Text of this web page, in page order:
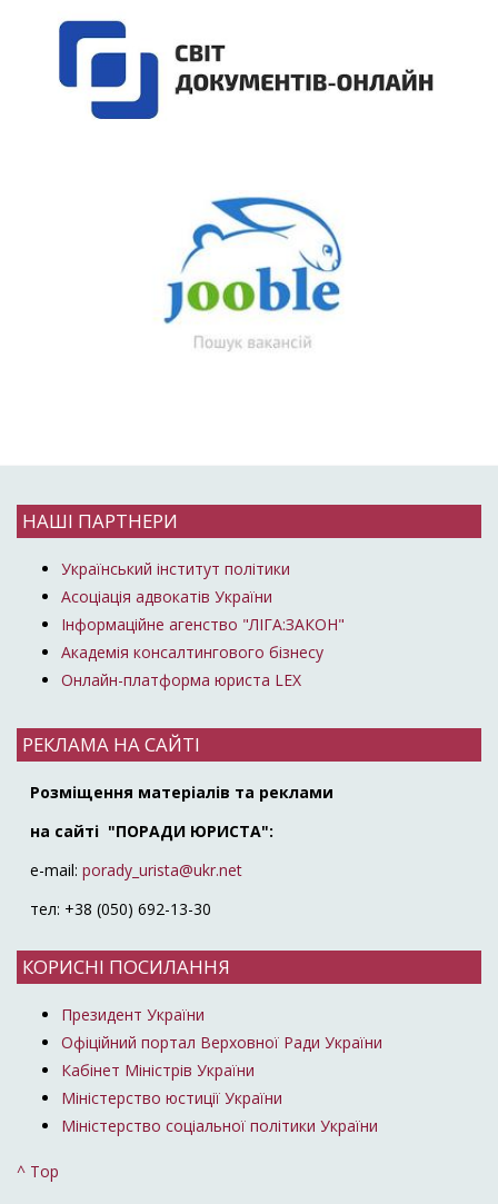
НАШІ ПАРТНЕРИ
Український інститут політики
Асоціація адвокатів України
Інформаційне агенство "ЛІГА:ЗАКОН"
Академія консалтингового бізнесу
Онлайн-платформа юриста LEX
РЕКЛАМА НА САЙТІ
Розміщення матеріалів та реклами
на сайті "ПОРАДИ ЮРИСТА":
e-mail: porady_urista@ukr.net
тел: +38 (050) 692-13-30
КОРИСНІ ПОСИЛАННЯ
Президент України
Офіційний портал Верховної Ради України
Кабінет Міністрів України
Міністерство юстиції України
Міністерство соціальної політики України
^ Top